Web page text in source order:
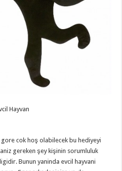
Hayvan
cok hoş olabilecek bu hediyeyi
gereken şey kişinin sorumluluk
Bunun yaninda evcil hayvani